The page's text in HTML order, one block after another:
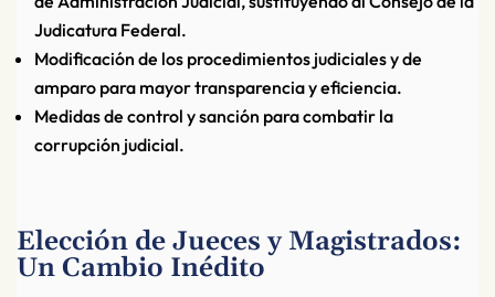
Judicatura Federal.
Modificación de los procedimientos judiciales y de
amparo para mayor transparencia y eficiencia.
Medidas de control y sanción para combatir la
corrupción judicial.
Elección de Jueces y Magistrados:
Un Cambio Inédito